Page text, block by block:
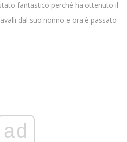
fantastico perché ha ottenuto il
dal suo nonno e ora è passato
ad